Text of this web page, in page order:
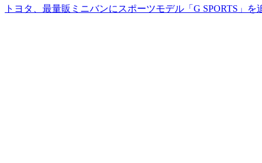
トヨタ、最量販ミニバンにスポーツモデル「G SPORTS」を